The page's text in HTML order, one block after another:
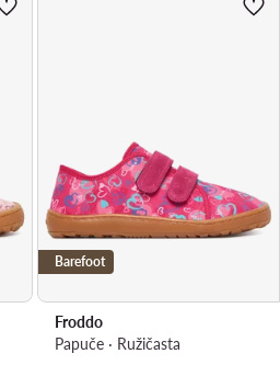
Barefoot
Froddo
Papuče · Ružičasta